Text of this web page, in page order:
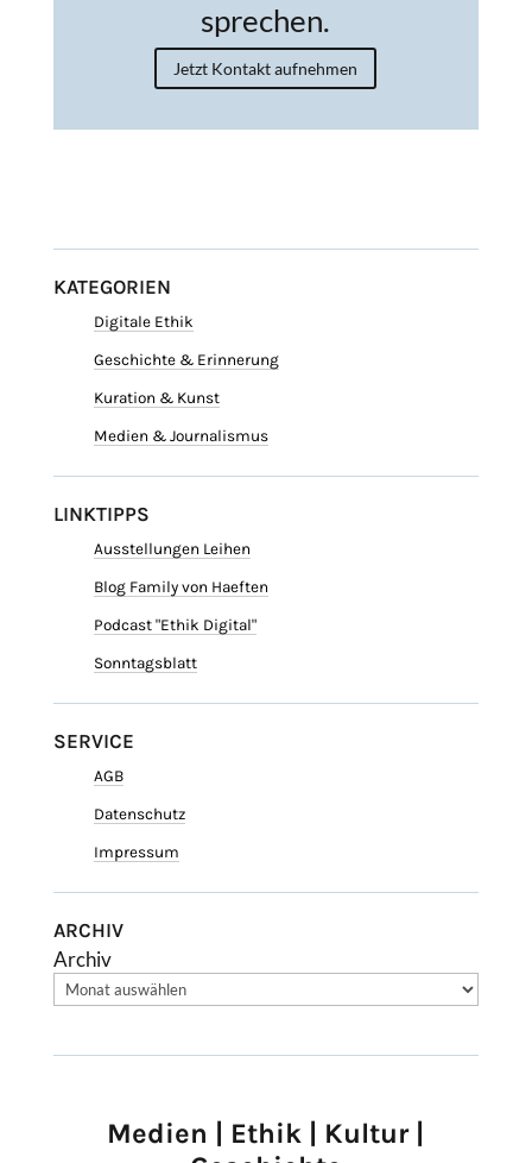
sprechen.
Jetzt Kontakt aufnehmen
KATEGORIEN
Digitale Ethik
Geschichte & Erinnerung
Kuration & Kunst
Medien & Journalismus
LINKTIPPS
Ausstellungen Leihen
Blog Family von Haeften
Podcast "Ethik Digital"
Sonntagsblatt
SERVICE
AGB
Datenschutz
Impressum
ARCHIV
Archiv
Medien | Ethik | Kultur |